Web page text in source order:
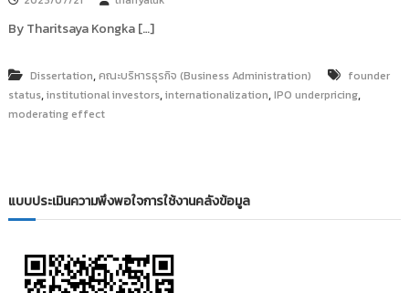
ลั
ข้
อ
มู
น
วิ
ย
By Tharitsaya Kongka […]
Dissertation,คณะบริหารธุรกิจ (Business Administration)
founder
status,institutional investors,internationalization,IPO underpricing,
moderating effect
แบบประเมินความพึงพอใจการใช้งานคลังข้อมูล